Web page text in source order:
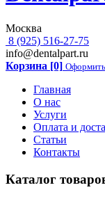
Москва
8 (925) 516-27-75
info@dentalpart.ru
Корзина [0] Оформить
Главная
О нас
Услуги
Оплата и
Статьи
Контакты
Каталог